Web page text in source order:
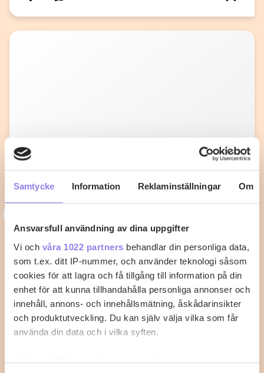
Samtycke Information Reklaminställningar Om
Ansvarsfull användning av dina uppgifter
Vi och våra 1022 partners behandlar din personliga data,
som t.ex. ditt IP-nummer, och använder teknologi såsom
cookies för att lagra och få tillgång till information på din
enhet för att kunna tillhandahålla personliga annonser och
innehåll, annons- och innehållsmätning, åskådarinsikter
och produktutveckling. Du kan själv välja vilka som får
använda din data och i vilka syften.
Med din tillåtelse skulle vi även vilja:
Kycklingklubba i ugn – Så lyckas du
med perfekt tillagning
När du vill laga kycklingklubba i ugn är det viktigt att
känna till rätt temperatur…